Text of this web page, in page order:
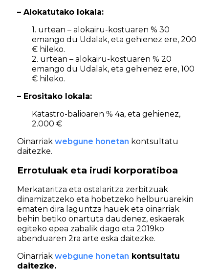
– Alokatutako lokala:
1. urtean – alokairu-kostuaren % 30
emango du Udalak, eta gehienez ere, 200
€ hileko.
2. urtean – alokairu-kostuaren % 20
emango du Udalak, eta gehienez ere, 100
€ hileko.
– Erositako lokala:
Katastro-balioaren % 4a, eta gehienez,
2.000 €
Oinarriak webgune honetan kontsultatu
daitezke.
Errotuluak eta irudi korporatiboa
Merkataritza eta ostalaritza zerbitzuak
dinamizatzeko eta hobetzeko helburuarekin
ematen dira laguntza hauek eta oinarriak
behin betiko onartuta daudenez, eskaerak
egiteko epea zabalik dago eta 2019ko
abenduaren 2ra arte eska daitezke.
Oinarriak webgune honetan kontsultatu
daitezke.